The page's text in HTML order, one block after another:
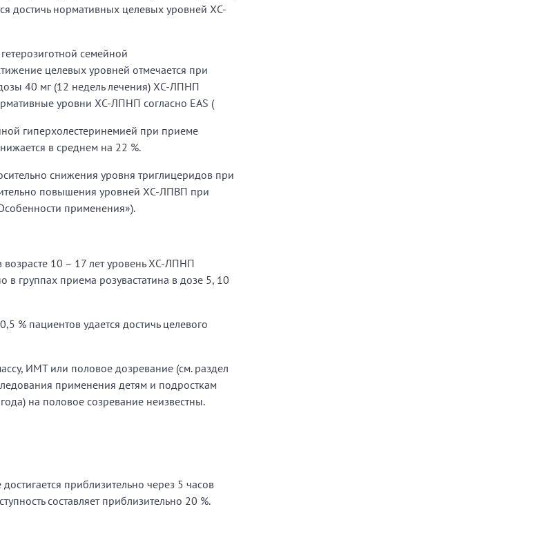
достичь нормативных целевых уровней ХС-
семейной
целевых уровней отмечается при
40 мг (12 недель лечения) ХС-ЛПНП
уровни ХС-ЛПНП согласно EAS (
гиперхолестеринемией при приеме
в среднем на 22 %.
снижения уровня триглицеридов при
повышения уровней ХС-ЛПВП при
применения»).
10 – 17 лет уровень ХС-ЛПНП
в группах приема розувастатина в дозе 5, 10
% пациентов удается достичь целевого
ИМТ или половое дозревание (см. раздел
применения детям и подросткам
на половое созревание неизвестны.
приблизительно через 5 часов
составляет приблизительно 20 %.